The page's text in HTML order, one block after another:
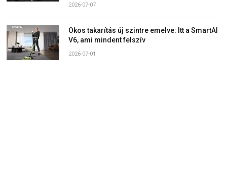
2026-07-07
Okos takarítás új szintre emelve: Itt a SmartAI
V6, ami mindent felszív
2026-07-01